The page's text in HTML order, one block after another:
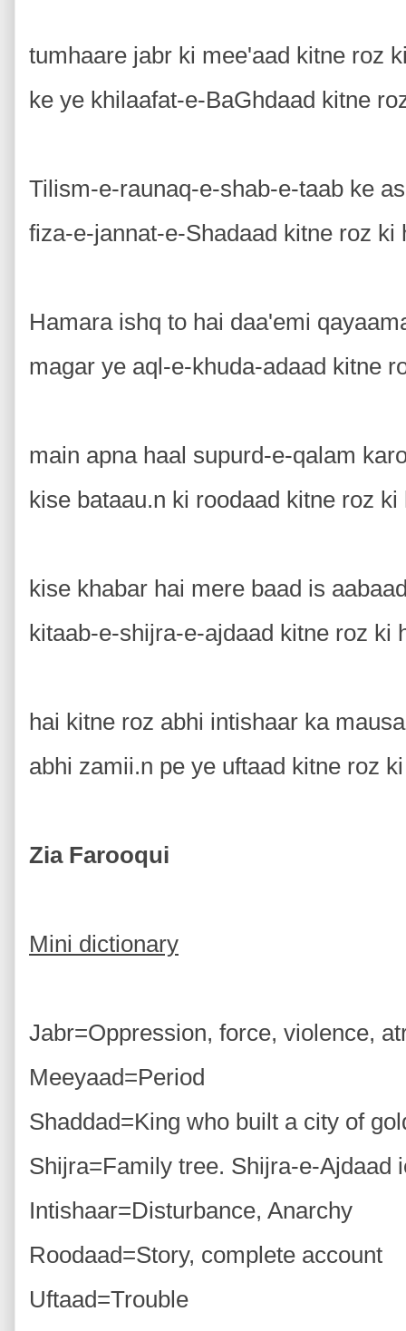
tumhaare jabr ki mee'aad kitne roz
ke ye khilaafat-e-BaGhdaad kitne
Tilism-e-raunaq-e-shab-e-taab ke
fiza-e-jannat-e-Shadaad kitne roz ki
Hamara ishq to hai daa'emi
magar ye aql-e-khuda-adaad kitne
main apna haal supurd-e-qalam
kise bataau.n ki roodaad kitne roz
kise khabar hai mere baad is
kitaab-e-shijra-e-ajdaad kitne roz ki
hai kitne roz abhi intishaar ka
abhi zamii.n pe ye uftaad kitne roz
Zia Farooqui
Mini dictionary
Jabr=Oppression, force, violence,
Meeyaad=Period
Shaddad=King who built a city of
Shijra=Family tree. Shijra-e-Ajdaad
Intishaar=Disturbance, Anarchy
Roodaad=Story, complete account
Uftaad=Trouble